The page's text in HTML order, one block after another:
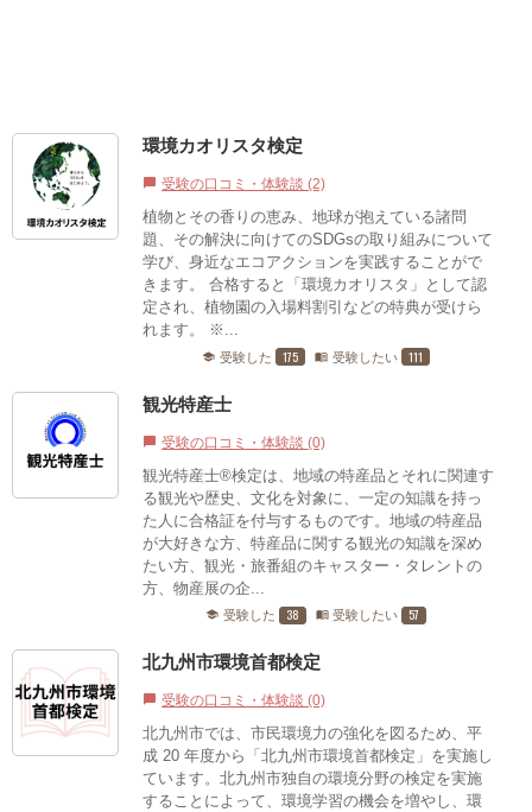
環境カオリスタ検定
chat_bubble 受験の口コミ・体験談 (2)
植物とその香りの恵み、地球が抱えている諸問
題、その解決に向けてのSDGsの取り組みについて
学び、身近なエコアクションを実践することがで
きます。 合格すると「環境カオリスタ」として認
定され、植物園の入場料割引などの特典が受けら
れます。 ※...
school 受験した 175 menu_book 受験したい 111
観光特産士
chat_bubble 受験の口コミ・体験談 (0)
観光特産士®検定は、地域の特産品とそれに関連す
る観光や歴史、文化を対象に、一定の知識を持っ
た人に合格証を付与するものです。地域の特産品
が大好きな方、特産品に関する観光の知識を深め
たい方、観光・旅番組のキャスター・タレントの
方、物産展の企...
school 受験した 38 menu_book 受験したい 57
北九州市環境首都検定
chat_bubble 受験の口コミ・体験談 (0)
北九州市では、市民環境力の強化を図るため、平
成 20 年度から「北九州市環境首都検定」を実施し
ています。北九州市独自の環境分野の検定を実施
することによって、環境学習の機会を増やし、環